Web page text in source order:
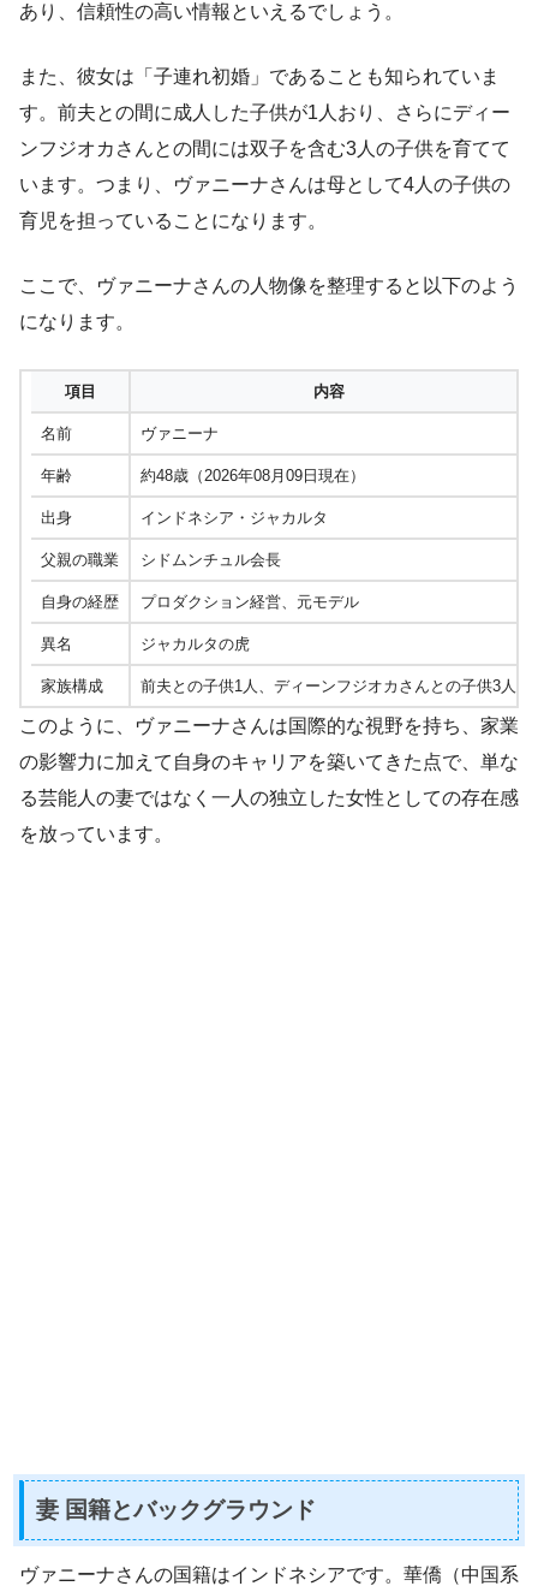
あり、信頼性の高い情報といえるでしょう。
また、彼女は「子連れ初婚」であることも知られていま
す。前夫との間に成人した子供が1人おり、さらにディー
ンフジオカさんとの間には双子を含む3人の子供を育てて
います。つまり、ヴァニーナさんは母として4人の子供の
育児を担っていることになります。
ここで、ヴァニーナさんの人物像を整理すると以下のよう
になります。
項目 内容
名前 ヴァニーナ
年齢 約48歳（2026年08月09日現在）
出身 インドネシア・ジャカルタ
父親の職業 シドムンチュル会長
自身の経歴 プロダクション経営、元モデル
異名 ジャカルタの虎
家族構成 前夫との子供1人、ディーンフジオカさんとの子供3人
このように、ヴァニーナさんは国際的な視野を持ち、家業
の影響力に加えて自身のキャリアを築いてきた点で、単な
る芸能人の妻ではなく一人の独立した女性としての存在感
を放っています。
妻 国籍とバックグラウンド
ヴァニーナさんの国籍はインドネシアです。華僑（中国系